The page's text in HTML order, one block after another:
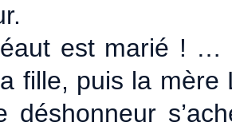
est marié ! …
fille, puis la mère
déshonneur